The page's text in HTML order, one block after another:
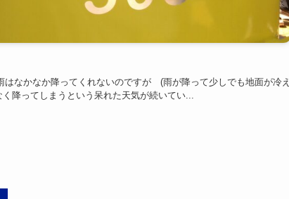
なかなか降ってくれないのですが (雨が降って少しでも地面が冷え
降ってしまうという呆れた天気が続いてい...